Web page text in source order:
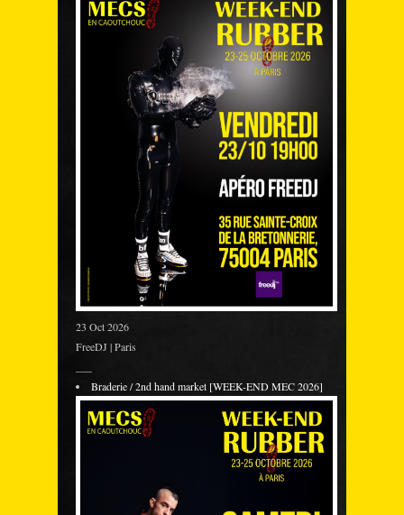
23 Oct 2026
FreeDJ | Paris
Braderie / 2nd hand market [WEEK-END MEC 2026]